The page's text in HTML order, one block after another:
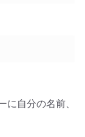
自分の名前、